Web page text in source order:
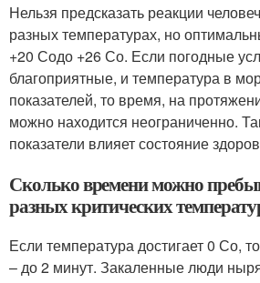
Нельзя предсказать реакции
разных температурах, но
+20 Содо +26 Со. Если погодные
благоприятные, и температура в
показателей, то время, на
можно находится неограниченно.
показатели влияет состояние
Сколько времени можно
разных критических
Если температура достигает 0 Со,
– до 2 минут. Закаленные люди